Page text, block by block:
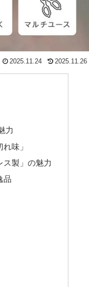
2025.11.24 2025.11.26
力
味」
ス製」の魅力
品